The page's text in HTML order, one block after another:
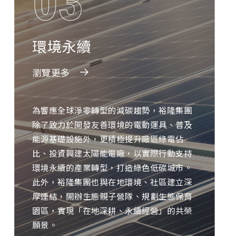
環境永續
瀏覽更多
為響應全球淨零轉型的減碳趨勢，裕隆集團
除了致力於開發友善環境的電動運具、普及
能源基礎設施外，更積極提升廠區綠電佔
比、投資興建太陽能電廠，以實際行動支持
環境永續的產業轉型，打造綠色低碳城市。
此外，裕隆集團也與在地環境、社區建立深
厚連結，開辦生態親子營隊、規劃生態保育
園區，實現「在地深耕、永續經營」的共榮
願景。